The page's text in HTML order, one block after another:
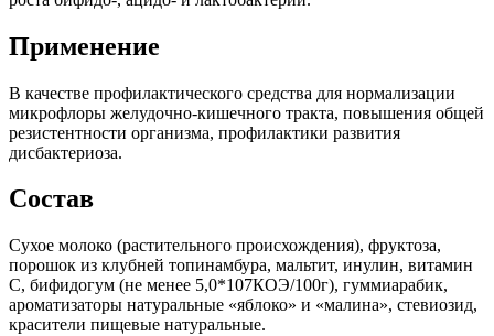
Применение
В качестве профилактического средства для нормализации
микрофлоры желудочно­-кишечного тракта, повышения общей
резистентности организма, профилактики развития
дисбактериоза.
Состав
Сухое молоко (растительного происхождения), фруктоза,
порошок из клубней топинамбура, мальтит, инулин, витамин
С, бифидогум (не менее 5,0*107КОЭ/100г), гуммиарабик,
ароматизаторы натуральные «яблоко» и «малина», стевиозид,
красители пищевые натуральные.